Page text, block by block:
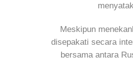
Meskipun
disepakati secara
bersama antara